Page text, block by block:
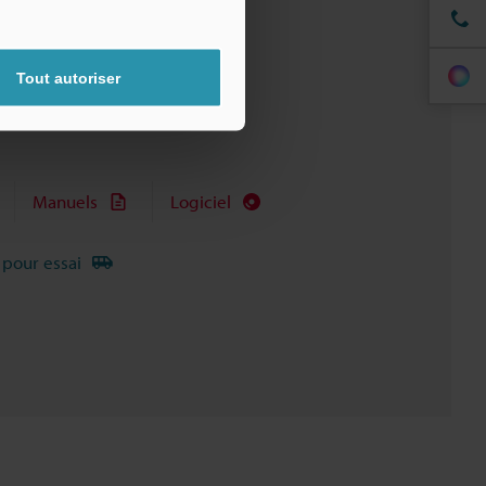
Tout autoriser
Manuels Logiciel
essai